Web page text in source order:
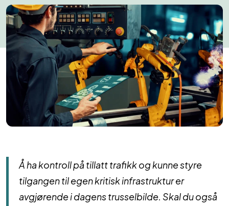
Å ha kontroll på tillatt trafikk og kunne styre
tilgangen til egen kritisk infrastruktur er
avgjørende i dagens trusselbilde. Skal du også